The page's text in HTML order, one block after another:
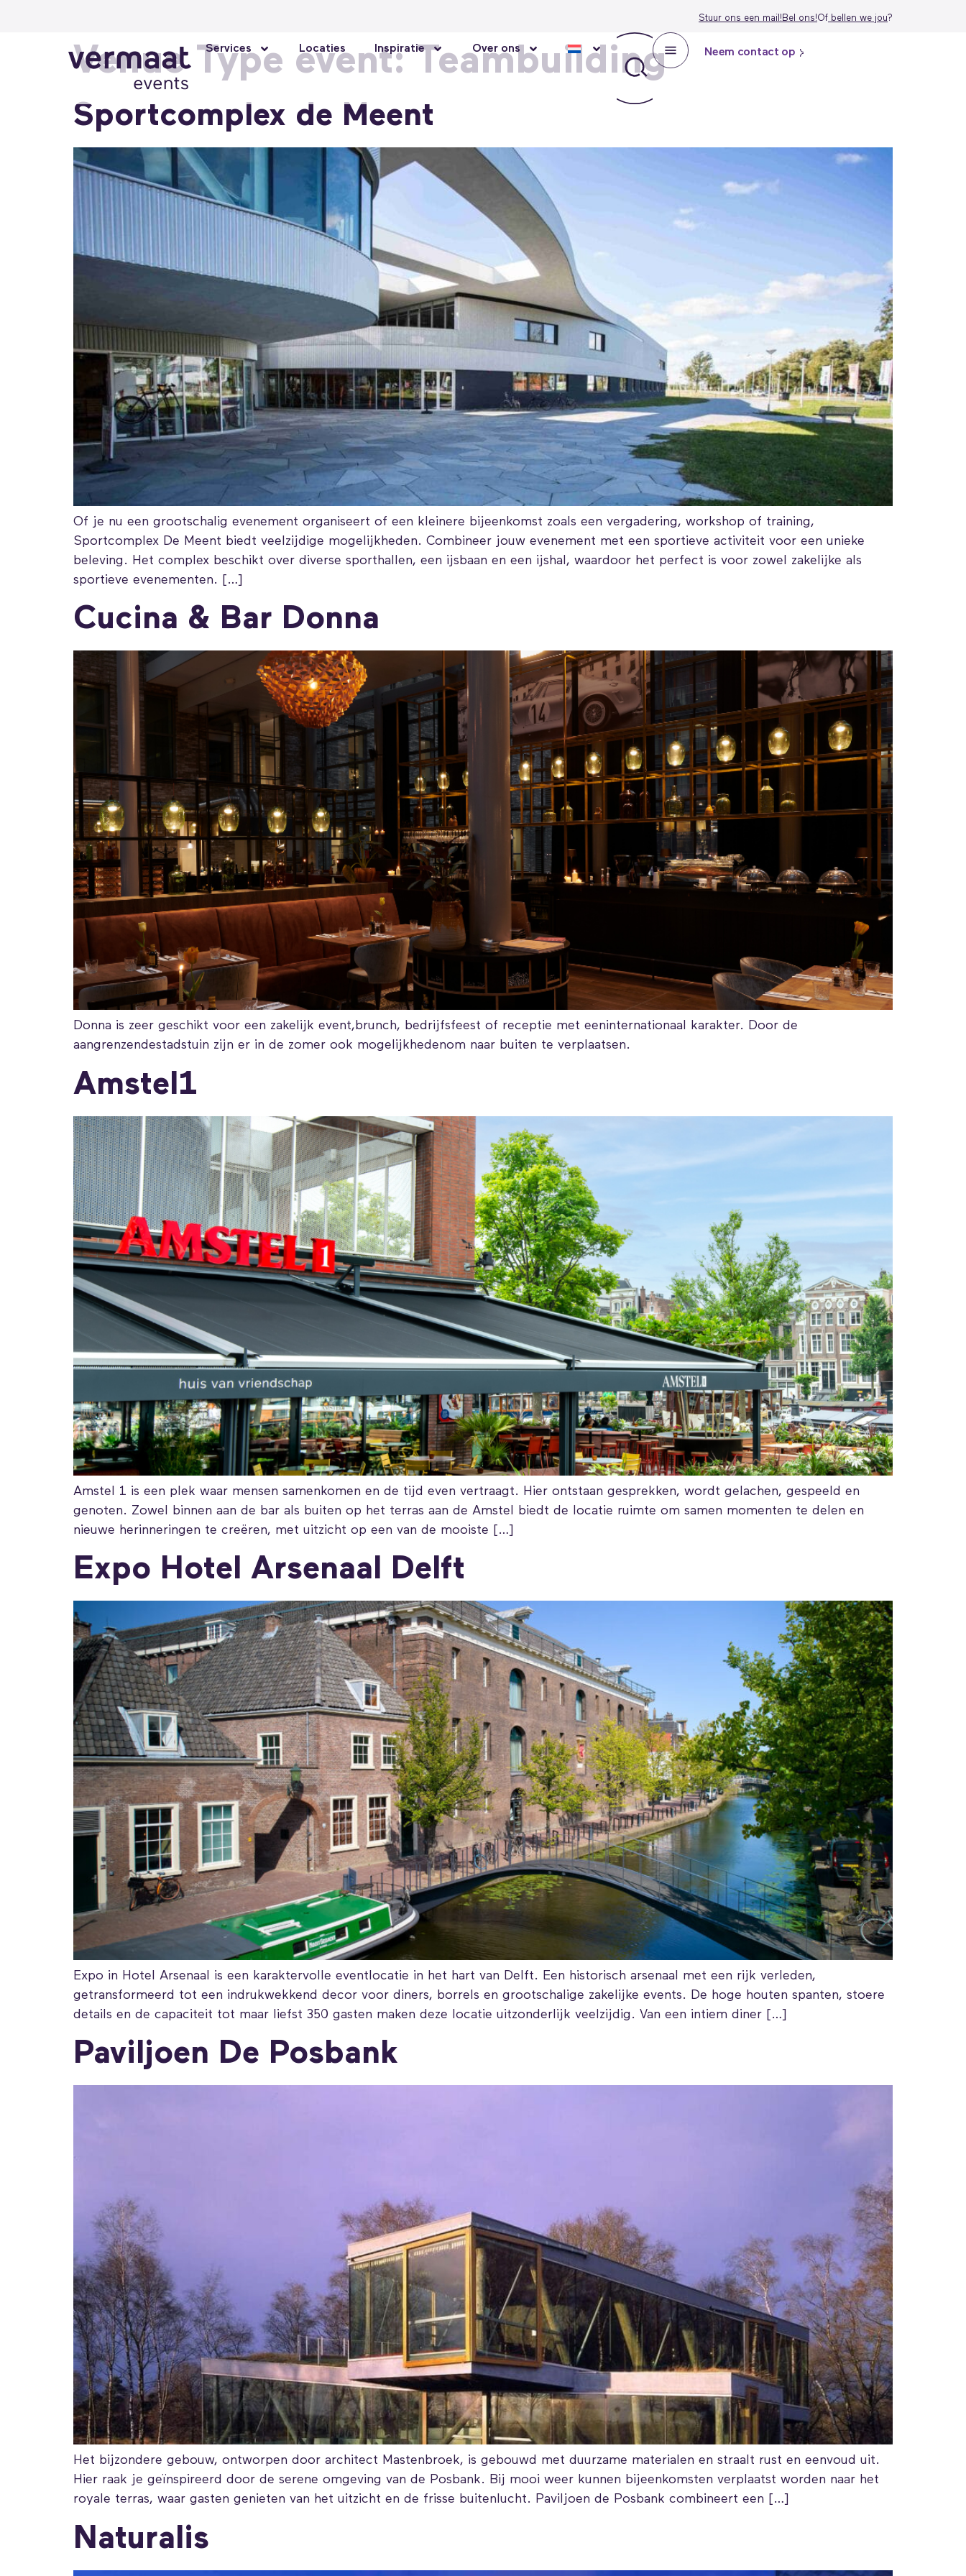
Stuur ons een mail! Bel ons!Of bellen we jou?
Services Locaties Inspiratie Over ons Neem contact op
Venue Type event:Teambuilding
Sportcomplex de Meent
Of je nu een grootschalig evenement organiseert of een kleinere bijeenkomst zoals een vergadering, workshop of training,
Sportcomplex De Meent biedt veelzijdige mogelijkheden. Combineer jouw evenement met een sportieve activiteit voor een unieke
beleving. Het complex beschikt over diverse sporthallen, een ijsbaan en een ijshal, waardoor het perfect is voor zowel zakelijke als
sportieve evenementen. […]
Cucina & Bar Donna
Donna is zeer geschikt voor een zakelijk event,brunch, bedrijfsfeest of receptie met eeninternationaal karakter. Door de
aangrenzendestadstuin zijn er in de zomer ook mogelijkhedenom naar buiten te verplaatsen.
Amstel1
Amstel 1 is een plek waar mensen samenkomen en de tijd even vertraagt. Hier ontstaan gesprekken, wordt gelachen, gespeeld en
genoten. Zowel binnen aan de bar als buiten op het terras aan de Amstel biedt de locatie ruimte om samen momenten te delen en
nieuwe herinneringen te creëren, met uitzicht op een van de mooiste […]
Expo Hotel Arsenaal Delft
Expo in Hotel Arsenaal is een karaktervolle eventlocatie in het hart van Delft. Een historisch arsenaal met een rijk verleden,
getransformeerd tot een indrukwekkend decor voor diners, borrels en grootschalige zakelijke events. De hoge houten spanten, stoere
details en de capaciteit tot maar liefst 350 gasten maken deze locatie uitzonderlijk veelzijdig. Van een intiem diner […]
Paviljoen De Posbank
Het bijzondere gebouw, ontworpen door architect Mastenbroek, is gebouwd met duurzame materialen en straalt rust en eenvoud uit.
Hier raak je geïnspireerd door de serene omgeving van de Posbank. Bij mooi weer kunnen bijeenkomsten verplaatst worden naar het
royale terras, waar gasten genieten van het uitzicht en de frisse buitenlucht. Paviljoen de Posbank combineert een […]
Naturalis